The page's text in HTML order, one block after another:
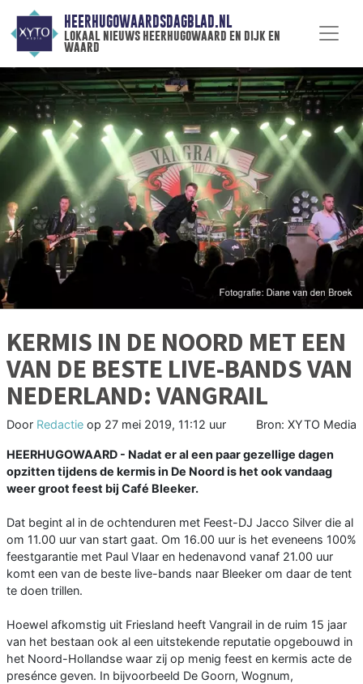
HEERHUGOWAARDSDAGBLAD.NL
lokaal nieuws heerhugowaard en dijk en
waard
KERMIS IN DE NOORD MET EEN
VAN DE BESTE LIVE-BANDS VAN
NEDERLAND: VANGRAIL
Door Redactie op 27 mei 2019, 11:12 uur Bron: XYTO Media
HEERHUGOWAARD - Nadat er al een paar gezellige dagen
opzitten tijdens de kermis in De Noord is het ook vandaag
weer groot feest bij Café Bleeker.
Dat begint al in de ochtenduren met Feest-DJ Jacco Silver die al
om 11.00 uur van start gaat. Om 16.00 uur is het eveneens 100%
feestgarantie met Paul Vlaar en hedenavond vanaf 21.00 uur
komt een van de beste live-bands naar Bleeker om daar de tent
te doen trillen.
Hoewel afkomstig uit Friesland heeft Vangrail in de ruim 15 jaar
van het bestaan ook al een uitstekende reputatie opgebouwd in
het Noord-Hollandse waar zij op menig feest en kermis acte de
presénce geven. In bijvoorbeeld De Goorn, Wognum,